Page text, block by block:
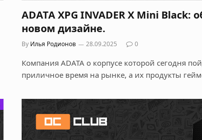
ADATA XPG INVADER X Mini Black:
новом дизайне.
By Илья Родионов 28.09.2025 0
Компания ADATA о корпусе которой сегодня
приличное время на рынке, а их продукты